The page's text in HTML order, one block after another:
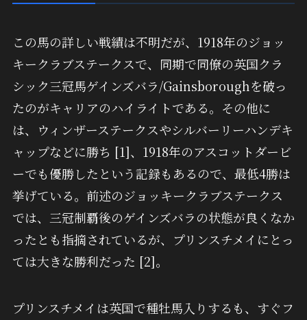
この馬の詳しい戦績は不明だが、1918年のジョッ
キークラブステークスで、同期で同僚の英国クラ
シック三冠馬ゲインズバラ/Gainsboroughを破っ
たのがキャリアのハイライトである。その他に
は、ウィンザーステークスやシルバーリーハンデキ
ャップなどに勝ち [1]、1918年のアスコットダービ
ーでも優勝したという記録もあるので、最低4勝は
挙げている。前述のジョッキークラブステークス
では、三冠制覇後のゲインズバラの状態が良くなか
ったとも指摘されているが、プリンスチメイにとっ
ては大きな勝利だった [2]。
プリンスチメイは英国で種牡馬入りするも、すぐフ